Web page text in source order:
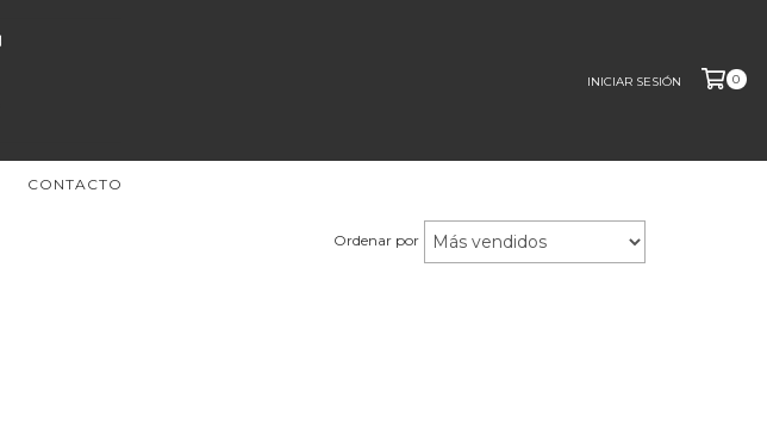
INICIAR SESIÓN 0
CONTACTO
Ordenar por